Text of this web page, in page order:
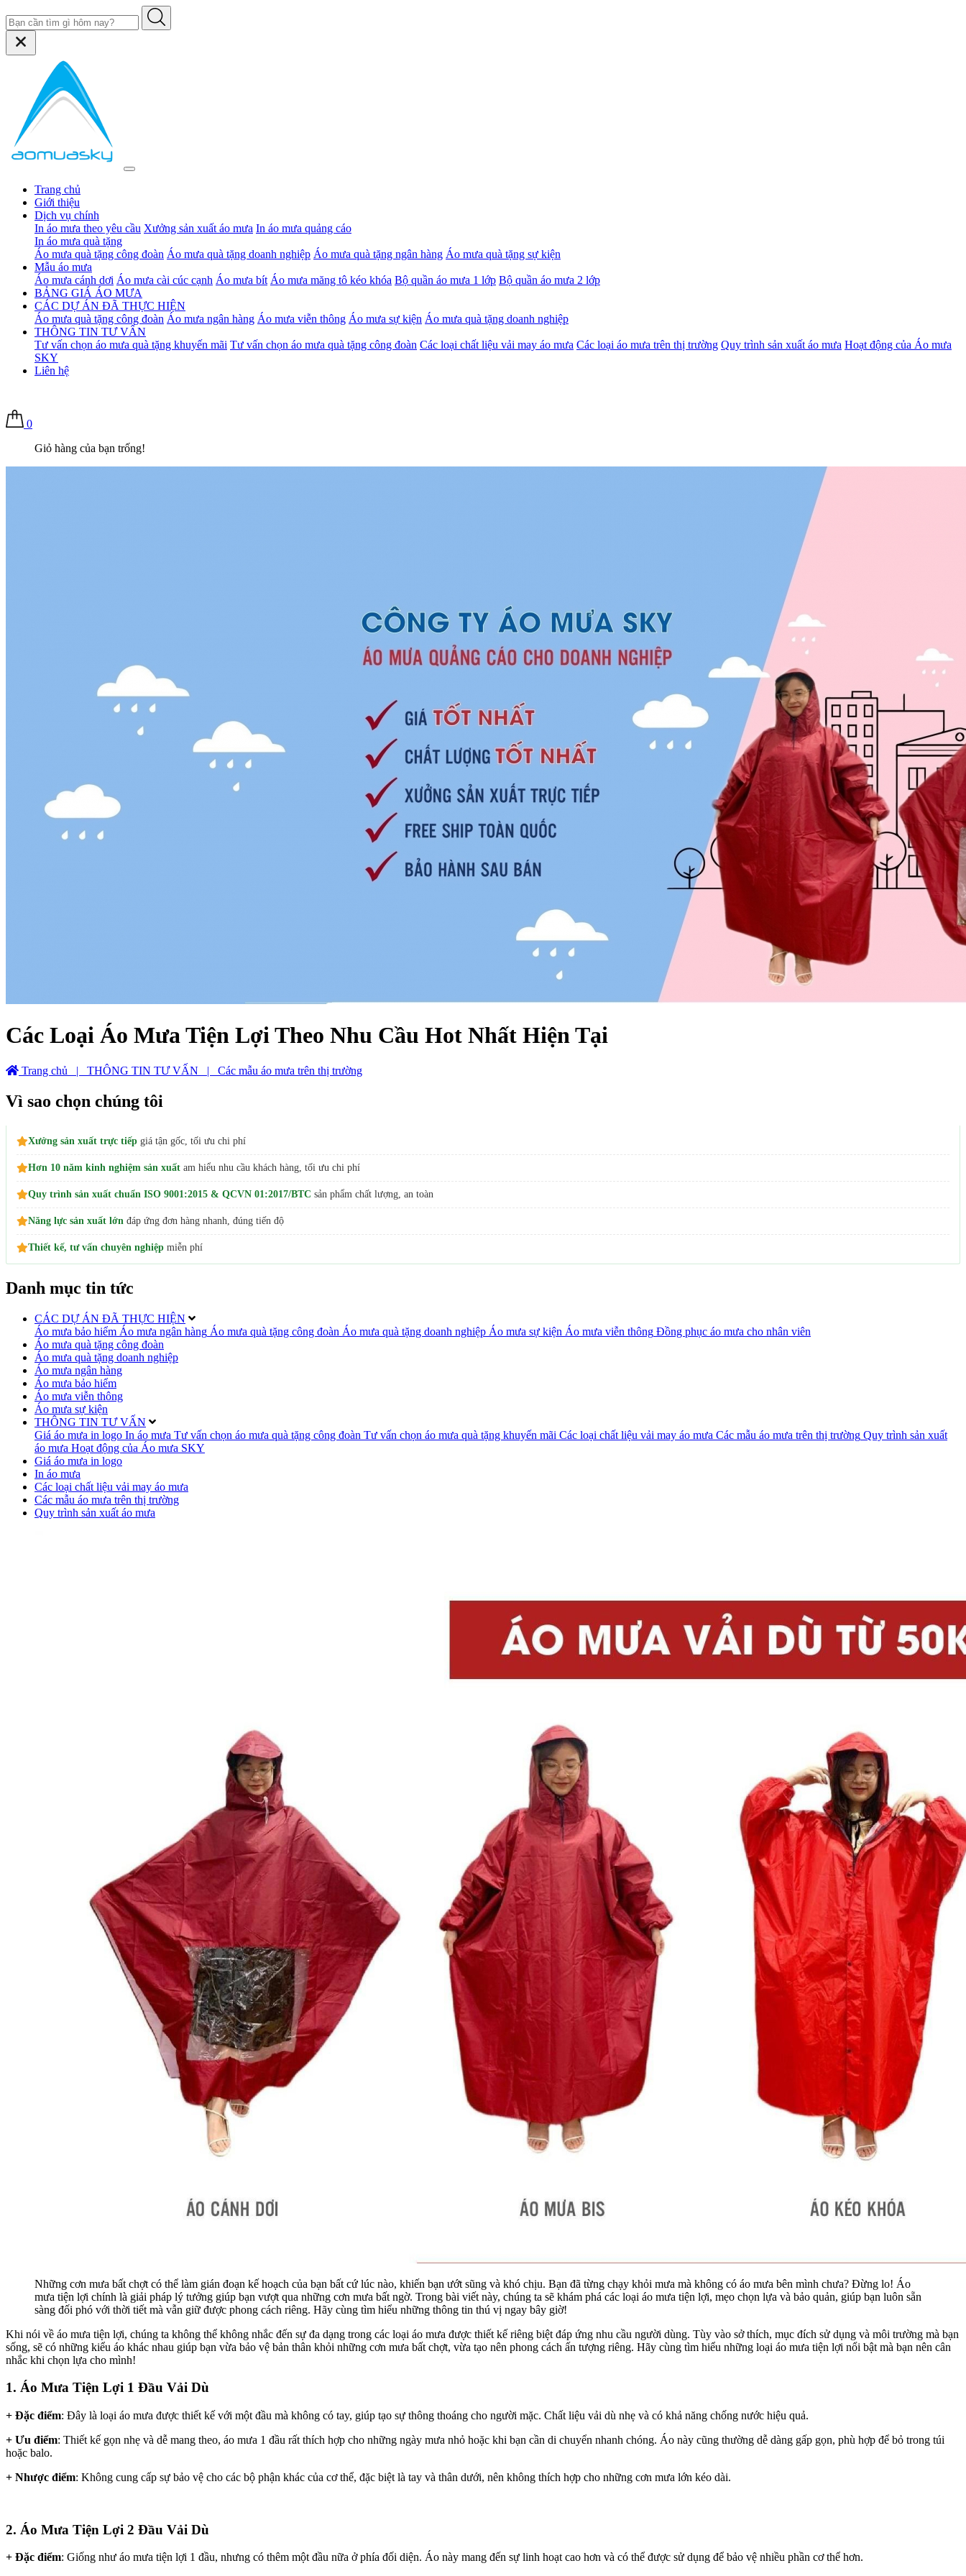
Trang chủ
Giới thiệu
Dịch vụ chính
In áo mưa theo yêu cầu Xưởng sản xuất áo mưa In áo mưa quảng cáo
In áo mưa quà tặng
Áo mưa quà tặng công đoàn Áo mưa quà tặng doanh nghiệp Áo mưa quà tặng ngân hàng Áo mưa quà tặng sự kiện
Mẫu áo mưa
Áo mưa cánh dơi Áo mưa cài cúc cạnh Áo mưa bít Áo mưa măng tô kéo khóa Bộ quần áo mưa 1 lớp Bộ quần áo mưa 2 lớp
BẢNG GIÁ ÁO MƯA
CÁC DỰ ÁN ĐÃ THỰC HIỆN
Áo mưa quà tặng công đoàn Áo mưa ngân hàng Áo mưa viễn thông Áo mưa sự kiện Áo mưa quà tặng doanh nghiệp
THÔNG TIN TƯ VẤN
Tư vấn chọn áo mưa quà tặng khuyến mãi Tư vấn chọn áo mưa quà tặng công đoàn Các loại chất liệu vải may áo mưa Các loại áo mưa trên thị trường Quy trình sản xuất áo mưa Hoạt động của Áo mưa
SKY
Liên hệ
0
Giỏ hàng của bạn trống!
Các Loại Áo Mưa Tiện Lợi Theo Nhu Cầu Hot Nhất Hiện Tại
Trang chủ | THÔNG TIN TƯ VẤN | Các mẫu áo mưa trên thị trường
Vì sao chọn chúng tôi
Xưởng sản xuất trực tiếp giá tận gốc, tối ưu chi phí
Hơn 10 năm kinh nghiệm sản xuất am hiểu nhu cầu khách hàng, tối ưu chi phí
Quy trình sản xuất chuẩn ISO 9001:2015 & QCVN 01:2017/BTC sản phẩm chất lượng, an toàn
Năng lực sản xuất lớn đáp ứng đơn hàng nhanh, đúng tiến độ
Thiết kế, tư vấn chuyên nghiệp miễn phí
Danh mục tin tức
CÁC DỰ ÁN ĐÃ THỰC HIỆN
Áo mưa bảo hiểm Áo mưa ngân hàng Áo mưa quà tặng công đoàn Áo mưa quà tặng doanh nghiệp Áo mưa sự kiện Áo mưa viễn thông Đồng phục áo mưa cho nhân viên
Áo mưa quà tặng công đoàn
Áo mưa quà tặng doanh nghiệp
Áo mưa ngân hàng
Áo mưa bảo hiểm
Áo mưa viễn thông
Áo mưa sự kiện
THÔNG TIN TƯ VẤN
Giá áo mưa in logo In áo mưa Tư vấn chọn áo mưa quà tặng công đoàn Tư vấn chọn áo mưa quà tặng khuyến mãi Các loại chất liệu vải may áo mưa Các mẫu áo mưa trên thị trường Quy trình sản xuất
áo mưa Hoạt động của Áo mưa SKY
Giá áo mưa in logo
In áo mưa
Các loại chất liệu vải may áo mưa
Các mẫu áo mưa trên thị trường
Quy trình sản xuất áo mưa
Những cơn mưa bất chợt có thể làm gián đoạn kế hoạch của bạn bất cứ lúc nào, khiến bạn ướt sũng và khó chịu. Bạn đã từng chạy khỏi mưa mà không có áo mưa bên mình chưa? Đừng lo! Áo
mưa tiện lợi chính là giải pháp lý tưởng giúp bạn vượt qua những cơn mưa bất ngờ. Trong bài viết này, chúng ta sẽ khám phá các loại áo mưa tiện lợi, mẹo chọn lựa và bảo quản, giúp bạn luôn sẵn
sàng đối phó với thời tiết mà vẫn giữ được phong cách riêng. Hãy cùng tìm hiểu những thông tin thú vị ngay bây giờ!
Khi nói về áo mưa tiện lợi, chúng ta không thể không nhắc đến sự đa dạng trong các loại áo mưa được thiết kế riêng biệt đáp ứng nhu cầu người dùng. Tùy vào sở thích, mục đích sử dụng và môi trường mà bạn
sống, sẽ có những kiểu áo khác nhau giúp bạn vừa bảo vệ bản thân khỏi những cơn mưa bất chợt, vừa tạo nên phong cách ấn tượng riêng. Hãy cùng tìm hiểu những loại áo mưa tiện lợi nổi bật mà bạn nên cân
nhắc khi chọn lựa cho mình!
1. Áo Mưa Tiện Lợi 1 Đầu Vải Dù
+ Đặc điểm: Đây là loại áo mưa được thiết kế với một đầu mà không có tay, giúp tạo sự thông thoáng cho người mặc. Chất liệu vải dù nhẹ và có khả năng chống nước hiệu quả.
+ Ưu điểm: Thiết kế gọn nhẹ và dễ mang theo, áo mưa 1 đầu rất thích hợp cho những ngày mưa nhỏ hoặc khi bạn cần di chuyển nhanh chóng. Áo này cũng thường dễ dàng gấp gọn, phù hợp để bỏ trong túi
hoặc balo.
+ Nhược điểm: Không cung cấp sự bảo vệ cho các bộ phận khác của cơ thể, đặc biệt là tay và thân dưới, nên không thích hợp cho những cơn mưa lớn kéo dài.
2. Áo Mưa Tiện Lợi 2 Đầu Vải Dù
+ Đặc điểm: Giống như áo mưa tiện lợi 1 đầu, nhưng có thêm một đầu nữa ở phía đối diện. Áo này mang đến sự linh hoạt cao hơn và có thể được sử dụng để bảo vệ nhiều phần cơ thể hơn.